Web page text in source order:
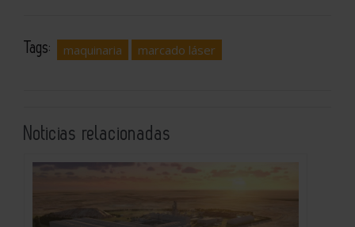
Tags: maquinaria marcado láser
Noticias relacionadas